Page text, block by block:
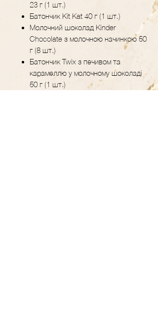
23 г (1 шт.)
Батончик Kit Kat 40 г (1 шт.)
Молочний шоколад Kinder
Chocolate з молочною начинкою 50
г (8 шт.)
Батончик Twix з печивом та
карамеллю у молочному шоколаді
50 г (1 шт.)